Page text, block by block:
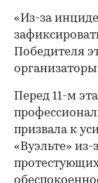
«Из-за
Победителя
Перед 11-м
призвала к
«Вуэльте»